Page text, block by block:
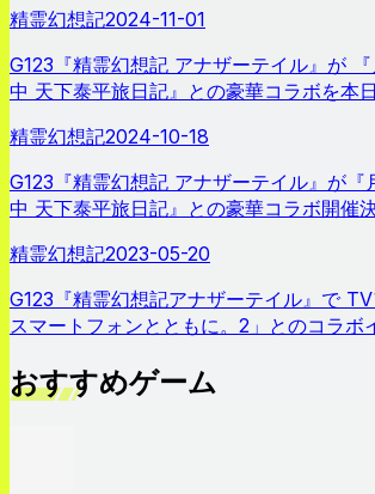
精霊幻想記2024-11-01
G123『精霊幻想記 アナザーテイル』が
中 天下泰平旅日記』との豪華コラボを本
精霊幻想記2024-10-18
G123『精霊幻想記 アナザーテイル』が『
中 天下泰平旅日記』との豪華コラボ開催
精霊幻想記2023-05-20
G123『精霊幻想記アナザーテイル』で
スマートフォンとともに。2」とのコラボ
おすすめゲーム